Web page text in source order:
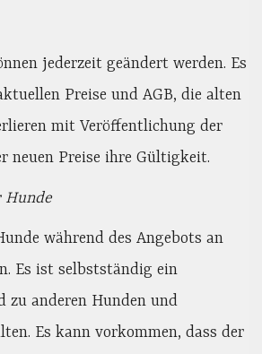
jederzeit geändert werden. Es
Preise und AGB, die alten
mit Veröffentlichung der
neuen Preise ihre Gültigkeit.
Hunde
während des Angebots an
Es ist selbstständig ein
zu anderen Hunden und
Es kann vorkommen, dass der